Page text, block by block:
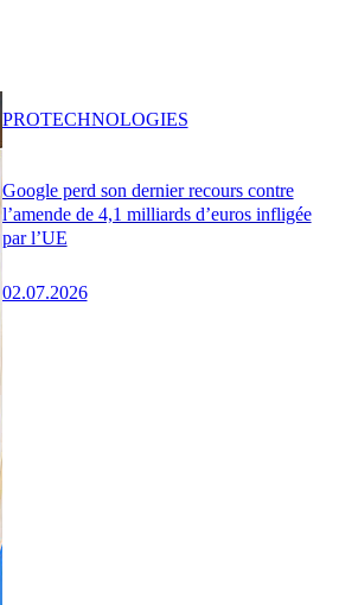
Google perd son dernier recours contre
l’amende de 4,1 milliards d’euros infligée
par l’UE
02.07.2026
PROTECHNOLOGIES